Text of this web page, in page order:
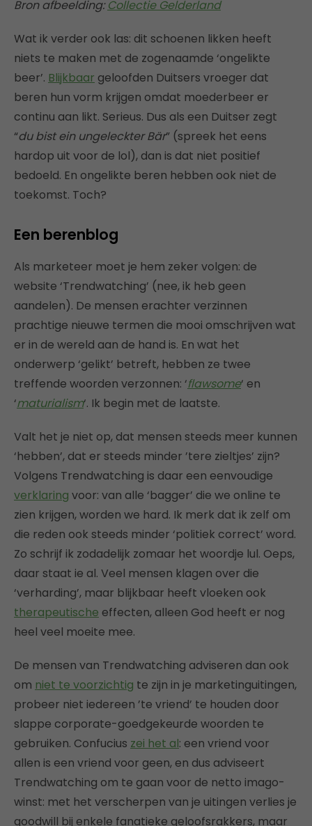
Bron afbeelding:Collectie Gelderland
Wat ik verder ook las: dit schoenen likken heeft
niets te maken met de zogenaamde ‘ongelikte
beer’. Blijkbaar geloofden Duitsers vroeger dat
beren hun vorm krijgen omdat moederbeer er
continu aan likt. Serieus. Dus als een Duitser zegt
“du bist ein ungeleckter Bär” (spreek het eens
hardop uit voor de lol), dan is dat niet positief
bedoeld. En ongelikte beren hebben ook niet de
toekomst. Toch?
Een berenblog
Als marketeer moet je hem zeker volgen: de
website ‘Trendwatching’ (nee, ik heb geen
aandelen). De mensen erachter verzinnen
prachtige nieuwe termen die mooi omschrijven wat
er in de wereld aan de hand is. En wat het
onderwerp ‘gelikt’ betreft, hebben ze twee
treffende woorden verzonnen: ‘flawsome‘ en
‘maturialism‘. Ik begin met de laatste.
Valt het je niet op, dat mensen steeds meer kunnen
‘hebben’, dat er steeds minder ’tere zieltjes’ zijn?
Volgens Trendwatching is daar een eenvoudige
verklaring voor: van alle ‘bagger’ die we online te
zien krijgen, worden we hard. Ik merk dat ik zelf om
die reden ook steeds minder ‘politiek correct’ word.
Zo schrijf ik zodadelijk zomaar het woordje lul. Oeps,
daar staat ie al. Veel mensen klagen over die
‘verharding’, maar blijkbaar heeft vloeken ook
therapeutische effecten, alleen God heeft er nog
heel veel moeite mee.
De mensen van Trendwatching adviseren dan ook
om niet te voorzichtig te zijn in je marketinguitingen,
probeer niet iedereen ’te vriend’ te houden door
slappe corporate-goedgekeurde woorden te
gebruiken. Confucius zei het al: een vriend voor
allen is een vriend voor geen, en dus adviseert
Trendwatching om te gaan voor de netto imago-
winst: met het verscherpen van je uitingen verlies je
goodwill bij enkele fanatieke geloofsrakkers, maar